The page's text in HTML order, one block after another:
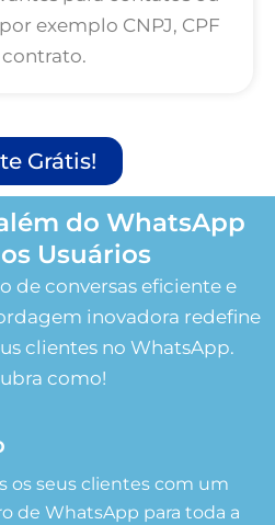
exemplo CNPJ, CPF
Grátis!
do WhatsApp
Usuários
de conversas eficiente e
inovadora redefine
clientes no WhatsApp.
como!
os seus clientes com um
de WhatsApp para toda a